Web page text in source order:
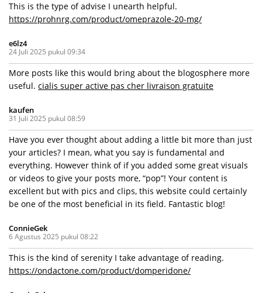
This is the type of advise I unearth helpful.
https://prohnrg.com/product/omeprazole-20-mg/
e6lz4
24 Juli 2025 pukul 09:34
More posts like this would bring about the blogosphere more
useful. cialis super active pas cher livraison gratuite
kaufen
31 Juli 2025 pukul 08:59
Have you ever thought about adding a little bit more than just
your articles? I mean, what you say is fundamental and
everything. However think of if you added some great visuals
or videos to give your posts more, “pop”! Your content is
excellent but with pics and clips, this website could certainly
be one of the most beneficial in its field. Fantastic blog!
ConnieGek
6 Agustus 2025 pukul 08:22
This is the kind of serenity I take advantage of reading.
https://ondactone.com/product/domperidone/